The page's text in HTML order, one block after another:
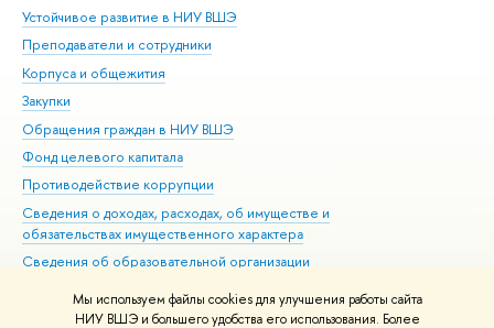
Мы используем файлы cookies для улучшения работы сайта
НИУ ВШЭ и большего удобства его использования. Более
Устойчивое развитие в НИУ ВШЭ
Преподаватели и сотрудники
Корпуса и общежития
Закупки
Обращения граждан в НИУ ВШЭ
Фонд целевого капитала
Противодействие коррупции
Сведения о доходах, расходах, об имуществе и
обязательствах имущественного характера
Сведения об образовательной организации
Людям с ограниченными возможностями здоровья
Единая платежная страница